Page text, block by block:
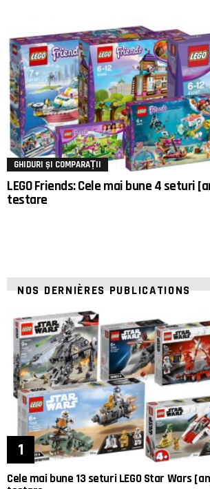
GHIDURI ȘI COMPARAȚII
LEGO Friends: Cele mai bune 4 seturi
testare
NOS DERNIÈRES PUBLICATIONS
Cele mai bune 13 seturi LEGO Star Wars